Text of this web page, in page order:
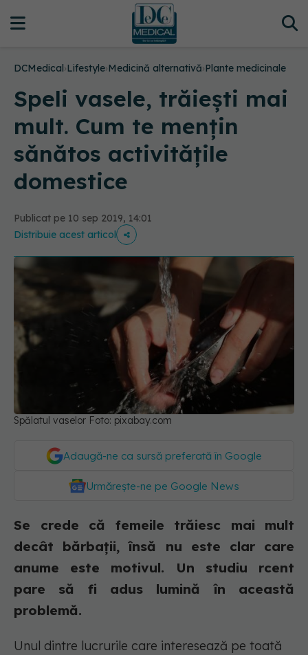
DCMedical›Lifestyle›Medicină alternativă›Plante medicinale
Speli vasele, trăiești mai
mult. Cum te mențin
sănătos activitățile
domestice
Publicat pe 10 sep 2019, 14:01
Distribuie acest articol
Spălatul vaselor Foto: pixabay.com
Adaugă-ne ca sursă preferată în Google
Urmărește-ne pe Google News
Se crede că femeile trăiesc mai mult
decât bărbații, însă nu este clar care
anume este motivul. Un studiu rcent
pare să fi adus lumină în această
problemă.
Unul dintre lucrurile care interesează pe toată